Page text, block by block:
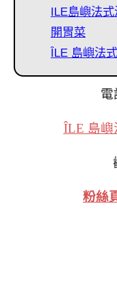
ILE島嶼法
開胃菜
ÎLE 島嶼法
電
ÎLE 島嶼
粉絲